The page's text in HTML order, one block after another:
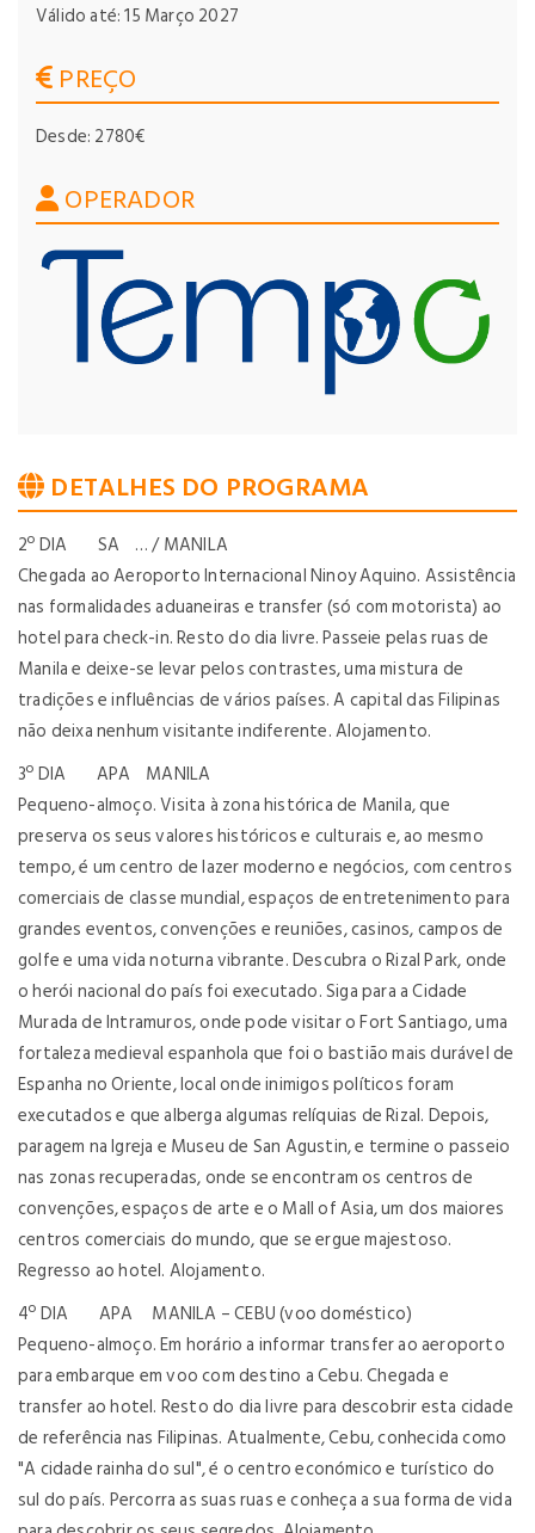
Válido até: 15 Março 2027
PREÇO
Desde: 2780€
OPERADOR
DETALHES DO PROGRAMA
2º DIA SA … / MANILA
Chegada ao Aeroporto Internacional Ninoy Aquino. Assistência
nas formalidades aduaneiras e transfer (só com motorista) ao
hotel para check-in. Resto do dia livre. Passeie pelas ruas de
Manila e deixe-se levar pelos contrastes, uma mistura de
tradições e influências de vários países. A capital das Filipinas
não deixa nenhum visitante indiferente. Alojamento.
3º DIA APA MANILA
Pequeno-almoço. Visita à zona histórica de Manila, que
preserva os seus valores históricos e culturais e, ao mesmo
tempo, é um centro de lazer moderno e negócios, com centros
comerciais de classe mundial, espaços de entretenimento para
grandes eventos, convenções e reuniões, casinos, campos de
golfe e uma vida noturna vibrante. Descubra o Rizal Park, onde
o herói nacional do país foi executado. Siga para a Cidade
Murada de Intramuros, onde pode visitar o Fort Santiago, uma
fortaleza medieval espanhola que foi o bastião mais durável de
Espanha no Oriente, local onde inimigos políticos foram
executados e que alberga algumas relíquias de Rizal. Depois,
paragem na Igreja e Museu de San Agustin, e termine o passeio
nas zonas recuperadas, onde se encontram os centros de
convenções, espaços de arte e o Mall of Asia, um dos maiores
centros comerciais do mundo, que se ergue majestoso.
Regresso ao hotel. Alojamento.
4º DIA APA MANILA – CEBU (voo doméstico)
Pequeno-almoço. Em horário a informar transfer ao aeroporto
para embarque em voo com destino a Cebu. Chegada e
transfer ao hotel. Resto do dia livre para descobrir esta cidade
de referência nas Filipinas. Atualmente, Cebu, conhecida como
"A cidade rainha do sul", é o centro económico e turístico do
sul do país. Percorra as suas ruas e conheça a sua forma de vida